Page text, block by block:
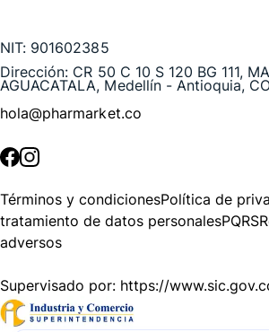
NIT: 901602385
Dirección: CR 50 C 10 S 120 BG 111,
AGUACATALA, Medellín - Antioquia,
hola@pharmarket.co
Términos y condicionesPolítica de
tratamiento de datos personalesPQRS
adversos
Supervisado por: https://